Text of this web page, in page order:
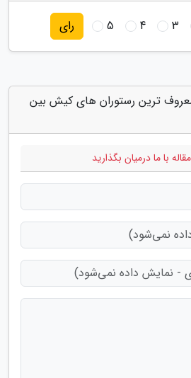
3
4
5 رای
ترین رستوران های کیش بین
با ما درمیان بگذارید